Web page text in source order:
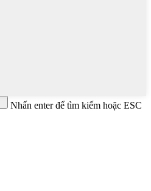
Nhấn enter để tìm kiếm hoặc ESC